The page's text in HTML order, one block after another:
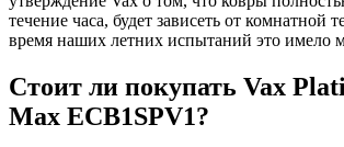
течение часа, будет зависеть от комнатной
время наших летних испытаний это имело
Стоит ли покупать Vax
Max ECB1SPV1?